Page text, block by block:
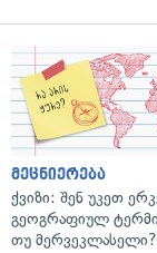
მეცნიერება
ქვიზი: შენ უკეთ
გეოგრაფიულ
თუ მერვეკლასელი?